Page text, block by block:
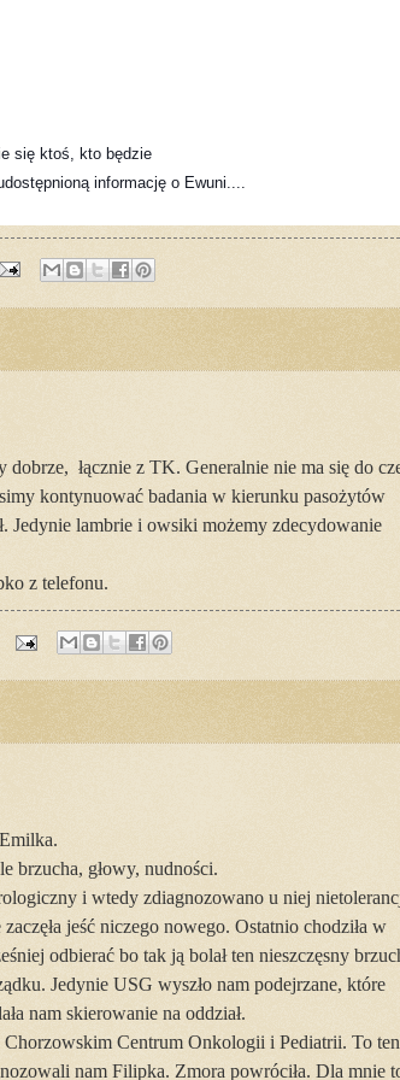
się ktoś, kto będzie
informację o Ewuni....
dobrze, łącznie z TK. Generalnie nie ma się do
kontynuować badania w kierunku pasożytów
Jedynie lambrie i owsiki możemy zdecydowanie
z telefonu.
brzucha, głowy, nudności.
i wtedy zdiagnozowano u niej
jeść niczego nowego. Ostatnio chodziła w
odbierać bo tak ją bolał ten nieszczęsny
Jedynie USG wyszło nam podejrzane, które
nam skierowanie na oddział.
Centrum Onkologii i Pediatrii. To ten
nam Filipka. Zmora powróciła. Dla mnie